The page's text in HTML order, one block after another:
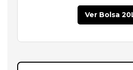
Ver Bolsa